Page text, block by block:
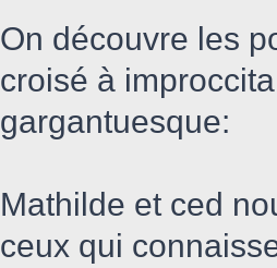
On découvre les
croisé à
gargantuesque:
Mathilde et ced
ceux qui